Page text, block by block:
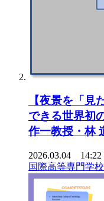
【夜景を「見
できる世界初
作一教授・林
2026.03.04 14:22
国際高等専門学校